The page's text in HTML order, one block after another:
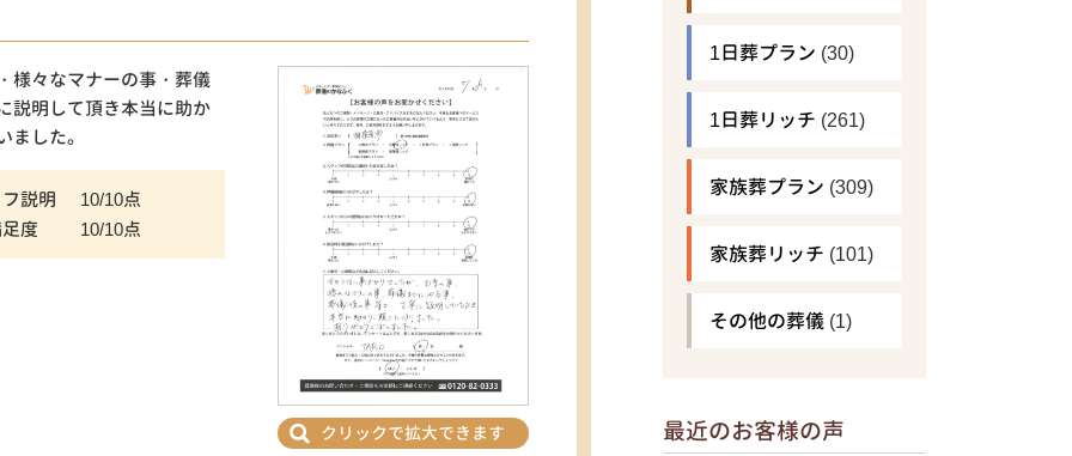
様々なマナーの事・葬儀
説明して頂き本当に助か
した。
説明
10/10点
度
10/10点
クリックで拡大できます
1日葬プラン (30)
1日葬リッチ (261)
家族葬プラン (309)
家族葬リッチ (101)
その他の葬儀 (1)
最近のお客様の声